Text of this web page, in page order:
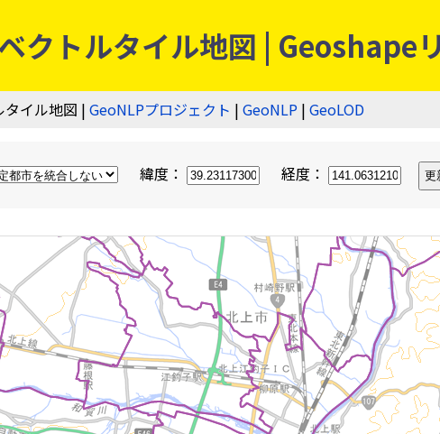
クトルタイル地図 | Geoshape
タイル地図 | GeoNLPプロジェクト | GeoNLP | GeoLOD
緯度： 経度：